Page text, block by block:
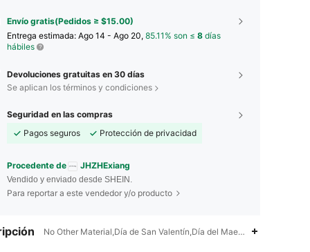
Envío gratis(Pedidos ≥ $15.00)
Entrega estimada: Ago 14 - Ago 20, 85.11% son ≤ 8 días
hábiles
Devoluciones gratuitas en 30 días
Se aplican los términos y condiciones
Seguridad en las compras
Pagos seguros
Protección de privacidad
Procedente de JHZHExiang
Vendido y enviado desde SHEIN.
Para reportar a este vendedor y/o producto
No Other Material,Día de San Valentín,Día del Maestro,Día de
4.74 155 4.3K